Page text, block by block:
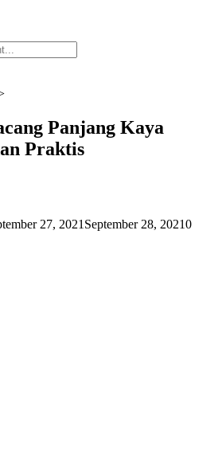
Panjang Kaya
Praktis
27, 2021 September 28, 20210